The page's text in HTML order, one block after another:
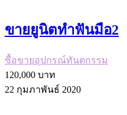
ขายยูนิตทำฟันมือ2
ซื้อขายอุปกรณ์ทันตกรรม
120,000​ บาท
22 กุมภาพันธ์ 2020